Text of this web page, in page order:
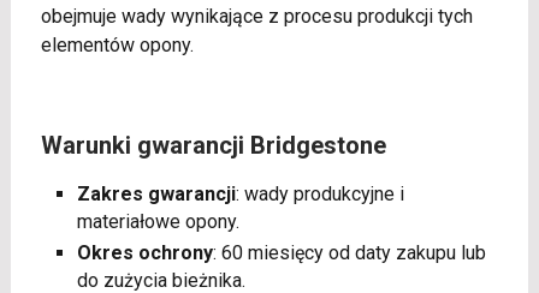
obejmuje wady wynikające z procesu produkcji tych
elementów opony.
Warunki gwarancji Bridgestone
Zakres gwarancji: wady produkcyjne i
materiałowe opony.
Okres ochrony: 60 miesięcy od daty zakupu lub
do zużycia bieżnika.